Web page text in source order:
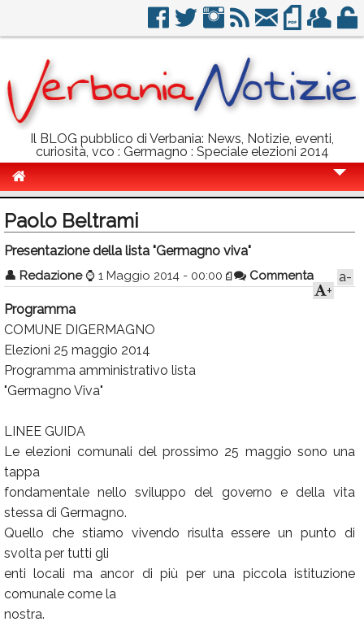
Il BLOG pubblico di Verbania: News, Notizie, eventi,
curiosità, vco : Germagno : Speciale elezioni 2014
Politica
Sport
Info Utili
Rubriche
Calendario
Paolo Beltrami
Presentazione della lista "Germagno viva"
👤 Redazione ⌚ 1 Maggio 2014 - 00:00 Commenta
a-
+
Programma
COMUNE DIGERMAGNO
Elezioni 25 maggio 2014
Programma amministrativo lista
"Germagno Viva"
LINEE GUIDA
Le elezioni comunali del prossimo 25 maggio sono una
tappa
fondamentale nello sviluppo del governo e della vita
stessa di Germagno.
Quello che stiamo vivendo risulta essere un punto di
svolta per tutti gli
enti locali ma ancor di più per una piccola istituzione
comunale come la
nostra.